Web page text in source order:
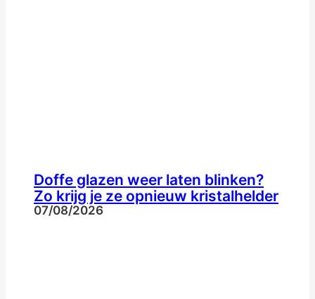
Doffe glazen weer laten blinken?
Zo krijg je ze opnieuw kristalhelder
07/08/2026